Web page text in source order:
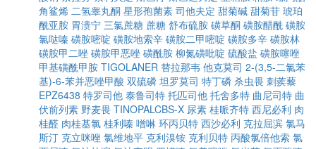
角鲨烯 二氢睾丸酮 星形孢菌素 司他夫定 甜菊碱 甜菊苷 琥珀
酰亚胺 胃溃宁 三氯蔗糖 蔗糖 舒布硫胺 磺草酮 磺胺醋酰 磺胺
氯哒嗪 磺胺嘧啶 磺胺地索辛 磺胺二甲嘧啶 磺胺多辛 磺胺林
磺胺甲二唑 磺胺甲恶唑 磺酰胺 柳氮磺吡啶 硫酸盐 磺胺噻唑
甲基磺酰甲胺 TIGOLANER 替拉那韦 他克莫司 2-(3,5-二氯苯
基)-6-苯并恶唑甲酸 双硫磷 坦罗莫司 特丁磷 杀虫畏 刺蒺藜
EPZ6438 特罗司他 泰鲁司特 托匹司他 托舍多特 曲尼司特 曲
伏前列素 野麦畏 TINOPALCBS-X 尿素 桂哌齐特 西尼必利 肉
桂醛 肉桂基氯 桂利嗪 噌啉 环丙贝特 西沙必利 克拉屈滨 氯马
斯汀 克立咪唑 氯维地平 克利溴铵 克利贝特 丙酸氯倍他索 氯